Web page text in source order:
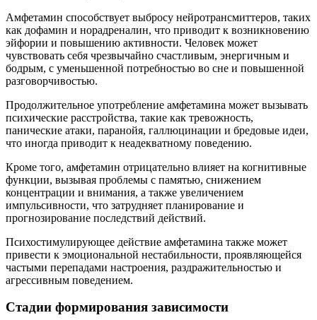
Амфетамин способствует выбросу нейротрансмиттеров, таких
как дофамин и норадреналин, что приводит к возникновению
эйфории и повышению активности. Человек может
чувствовать себя чрезвычайно счастливым, энергичным и
бодрым, с уменьшенной потребностью во сне и повышенной
разговорчивостью.
Продолжительное употребление амфетамина может вызывать
психические расстройства, такие как тревожность,
панические атаки, паранойя, галлюцинации и бредовые идеи,
что иногда приводит к неадекватному поведению.
Кроме того, амфетамин отрицательно влияет на когнитивные
функции, вызывая проблемы с памятью, снижением
концентрации и внимания, а также увеличением
импульсивности, что затрудняет планирование и
прогнозирование последствий действий.
Психостимулирующее действие амфетамина также может
привести к эмоциональной нестабильности, проявляющейся
частыми перепадами настроения, раздражительностью и
агрессивным поведением.
Стадии формирования зависимости